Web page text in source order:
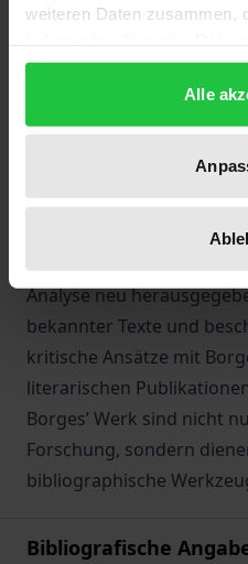
weiteren Daten zusammen,
gesammelt haben.
Alle
letzten Jahren mit der
(Alfonso de Toro, Rafael
Cannavacciuolo, Trinidad
Alice Favaro, Susanna
Gerardo Centenera,
untersuchen sein Werk
Analyse neu
bekannter Texte und
kritische Ansätze mit
literarischen
Borges’ Werk sind nicht
Forschung, sondern
bibliographische
Bibliografische